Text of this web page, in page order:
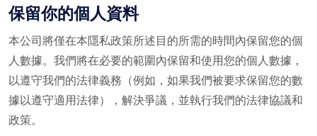
保留你的個人資料
本公司將僅在本隱私政策所述目的所需的時間內保留您的個
人數據。我們將在必要的範圍內保留和使用您的個人數據，
以遵守我們的法律義務（例如，如果我們被要求保留您的數
據以遵守適用法律），解決爭議，並執行我們的法律協議和
政策。